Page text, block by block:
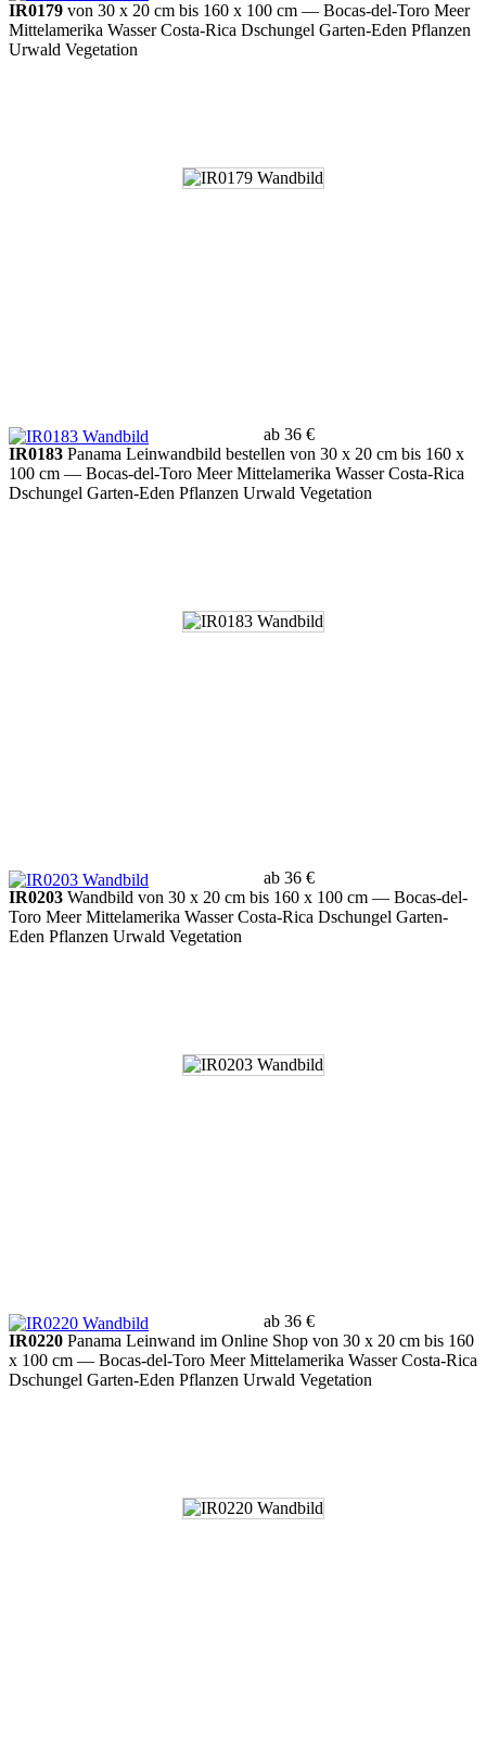
IR0179 von 30 x 20 cm bis 160 x 100 cm — Bocas-del-Toro Meer
Mittelamerika Wasser Costa-Rica Dschungel Garten-Eden Pflanzen
Urwald Vegetation
ab 36 €
IR0183 Panama Leinwandbild bestellen von 30 x 20 cm bis 160 x
100 cm — Bocas-del-Toro Meer Mittelamerika Wasser Costa-Rica
Dschungel Garten-Eden Pflanzen Urwald Vegetation
ab 36 €
IR0203 Wandbild von 30 x 20 cm bis 160 x 100 cm — Bocas-del-
Toro Meer Mittelamerika Wasser Costa-Rica Dschungel Garten-
Eden Pflanzen Urwald Vegetation
ab 36 €
IR0220 Panama Leinwand im Online Shop von 30 x 20 cm bis 160
x 100 cm — Bocas-del-Toro Meer Mittelamerika Wasser Costa-Rica
Dschungel Garten-Eden Pflanzen Urwald Vegetation